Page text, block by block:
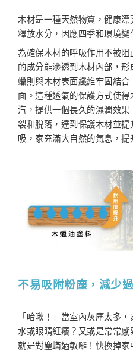
木材是一種天然物質，健康
釋放水分，因應四季和環境變
為確保木材的呼吸作用不被
的成分能滲透到木材內部，
蠟則與木材表面纖維牢固結
面。這種透氣的保護方式使
汽，提供一個長久的濕潤效
裂和脫落，達到保護木材並
吸，家充滿大自然的氣息，提
不易吸附粉塵，減少
「哈啾！」當室內灰塵太多
水或眼睛紅癢？又或是常常
就是對塵蟎過敏囉！快換掉